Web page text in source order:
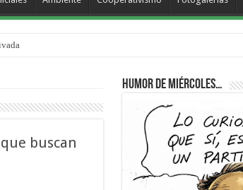
que esperan una familia tiene CUD
buscan
Humor de Miércoles…